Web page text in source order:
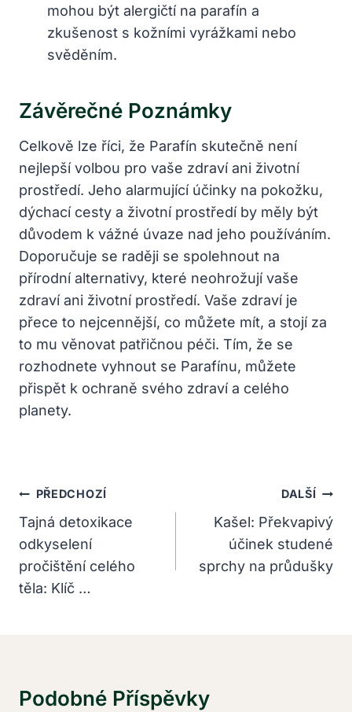
mohou být alergičtí na parafín a
zkušenost s kožními vyrážkami nebo
svěděním.
Závěrečné Poznámky
Celkově lze říci, že Parafín skutečně není
nejlepší volbou pro vaše zdraví ani životní
prostředí. Jeho alarmující účinky na pokožku,
dýchací cesty a životní prostředí by měly být
důvodem k vážné úvaze nad jeho používáním.
Doporučuje se raději se spolehnout na
přírodní alternativy, které neohrožují vaše
zdraví ani životní prostředí. Vaše zdraví je
přece to nejcennější, co můžete mít, a stojí za
to mu věnovat patřičnou péči. Tím, že se
rozhodnete vyhnout se Parafínu, můžete
přispět k ochraně svého zdraví a celého
planety.
Navigace
Pro
Příspěvek
PŘEDCHOZÍ
Tajná detoxikace
odkyselení
pročištění celého
těla: Klíč …
DALŠÍ
Kašel: Překvapivý
účinek studené
sprchy na průdušky
Podobné Příspěvky